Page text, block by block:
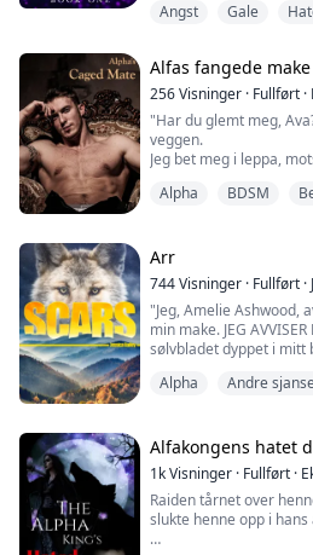
Hans store hånd grep
som var livsviktige for
Jeg hostet; kvalte mens
porene mine og
Angst Gale
Alfas fangede make
256Visninger · Fullført ·
"Har du glemt meg,
veggen.
Jeg bet meg i leppa,
ansiktet mitt.
for henne å forutsi og
mot.
På toppen av alt annet
fullt, og gjo...
Alpha BDSM
Arr
744Visninger · Fullført ·
"Jeg, Amelie Ashwood,
min make. JEG
sølvbladet dyppet i
rampelyset fra sin Alfa-
mannen han utga seg
Alpha Andre
Alfakongens hatet
1kVisninger · Fullført ·
Raiden tårnet over
slukte henne opp i hans